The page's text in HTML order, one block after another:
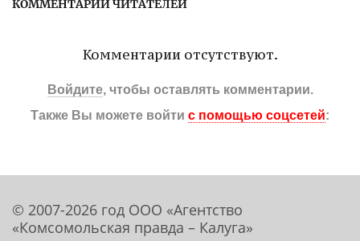
КОММЕНТАРИИ ЧИТАТЕЛЕЙ
Комментарии отсутствуют.
Войдите, чтобы оставлять комментарии.
Также Вы можете войти с помощью соцсетей:
© 2007-2026 год ООО «Агентство
«Комсомольская правда – Калуга»